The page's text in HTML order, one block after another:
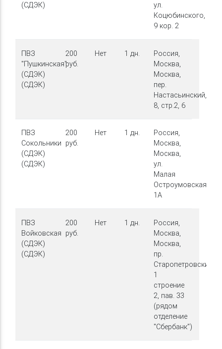
(СДЭК)
ул.
Коцюбинского,
9 кор. 2
ПВЗ
"Пушкинская"
(СДЭК)
(СДЭК)
200
руб.
Нет 1 дн.
Россия,
Москва,
Москва,
пер.
Настасьинский,
8, стр.2, 6
ПВЗ
Сокольники
(СДЭК)
(СДЭК)
200
руб.
Нет 1 дн.
Россия,
Москва,
Москва,
ул.
Малая
Остроумовская,
1А
ПВЗ
Войковская
(СДЭК)
(СДЭК)
200
руб.
Нет 1 дн.
Россия,
Москва,
Москва,
пр.
Старопетровский,
1
строение
2, пав. 33
(рядом
отделение
"Сбербанк")